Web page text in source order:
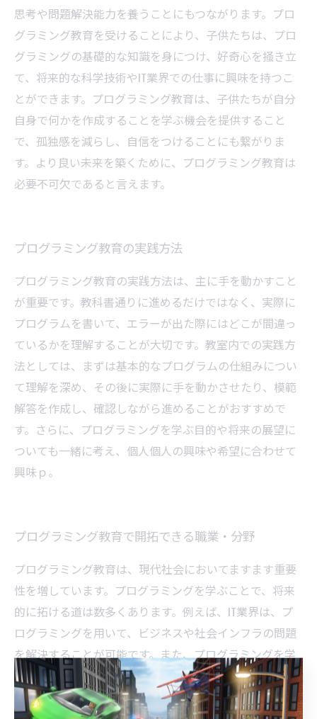
思考や問題解決能力を養うことにもつながります。プロ
グラミング教育を受けることにより、子供たちは、プロ
グラミングの基礎的な知識を身につけ、好奇心を掻き立
て、将来的な科学技術やIT業界での仕事に興味を持つこ
とができます。プログラミング教育は、子供たちが自分
自身で何かを作成することを学ぶ機会を提供すること
で、孤独感を減らし、自信をつけることにも繋がりま
す。より良い未来を築くために、プログラミング教育は
必要不可欠であると言えます。
プログラミング教育の実践方法
プログラミング教育の実践方法は、主に手を動かすこと
が重要です。教科書通りに進めるだけではなく、実際に
プログラムを書いて、エラーが出た際にはどこが間違っ
ているかを理解することが大切です。教室内での実践方
法としては、まずは基本的なプログラムの仕組みについ
て理解を深め、その後に実際に手を動かさせたり、模範
解答を作成し、確認しながら進めることがおすすめで
す。さらに、プログラミングを学ぶ目的や将来の展望に
ついても一緒に考え、個人個人の興味や希望に合わせて
興味ｐ。
プログラミング教育で開拓できる職業・分野
プログラミング教育は、現代社会においてますます重要
性を増しています。プログラミングを学ぶことで、将来
的に拓ける道は数多くあります。例えば、IT業界は、プ
ログラミングを用いて、ビジネスや社会インフラの問題
を解決することが可能です。また、プログラミングを学
んだ人たちは、エンジニアやシステムアナリストとし
て、多様な分野で活躍することができます。例えば、医